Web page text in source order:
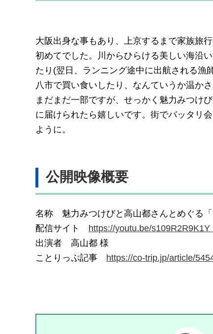
大阪出身な事もあり、上京するまで家族旅
初めてでした。川からひらける美しい海沿
たり(翌日、ランニング途中に出航される漁
八市で買い食いしたり、なんていうか温か
まだまだ一部ですが、せっかく魅力みつけ
に届けられたら嬉しいです。街でバッタリ
ように。
公開映像概要
名称 魅力みつけびと高山都さんとめぐる
配信サイト https://youtu.be/
出演者 高山都 様
ことりっぷ記事 https://co-trip.jp/article/